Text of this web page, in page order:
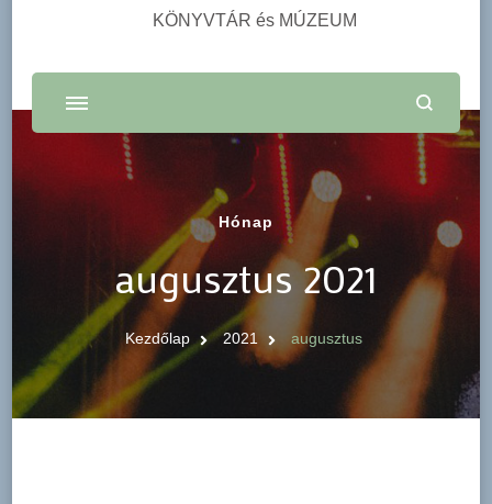
KÖNYVTÁR és MÚZEUM
Hónap
augusztus 2021
Kezdőlap 2021 augusztus